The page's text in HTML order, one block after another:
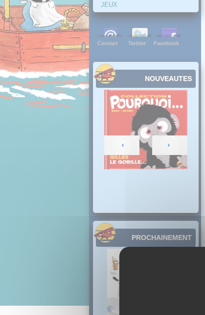
JEUX
Contact Twitter Facebook
NOUVEAUTES
PROCHAINEMENT